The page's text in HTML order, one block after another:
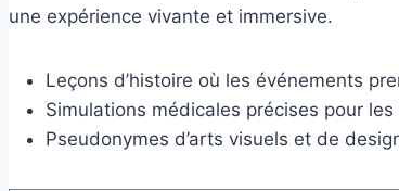
une expérience vivante et immersive.
Leçons d’histoire où les événements
Simulations médicales précises pour
Pseudonymes d’arts visuels et de